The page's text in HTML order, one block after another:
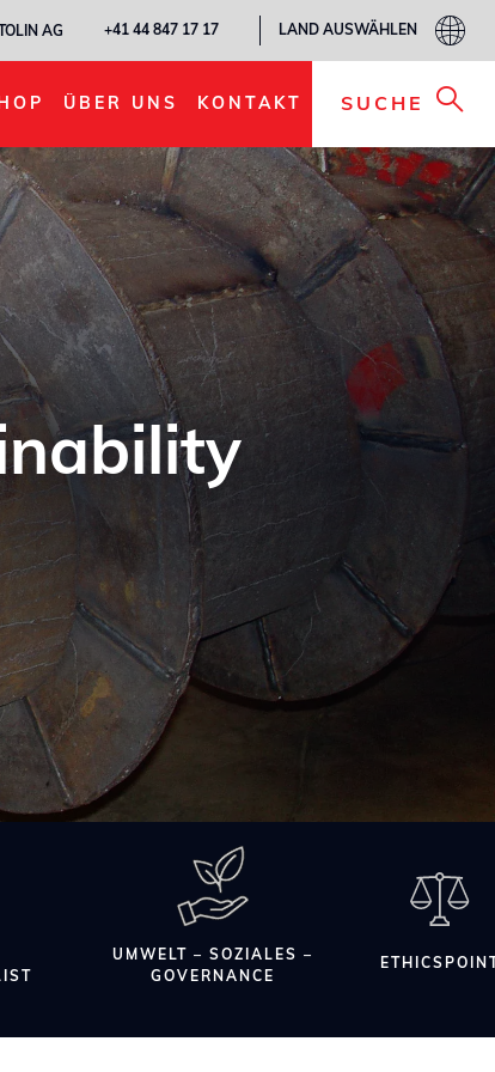
AG +41 44 847 17 17 LAND AUSWÄHLEN
ÜBER UNS KONTAKT SUCHE
UMWELT – SOZIALES –
GOVERNANCE